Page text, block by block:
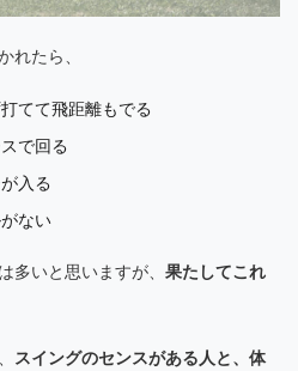
れたら、
てて飛距離もでる
で回る
入る
ない
多いと思いますが、 果たしてこれ
スイングのセンスがある人と、体